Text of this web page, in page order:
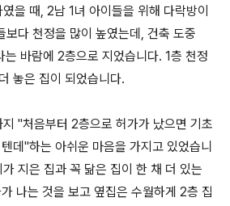
을 때, 2남 1녀 아이들을 위해 다락방이
보다 천정을 많이 높였는데, 건축 도중
바람에 2층으로 지었습니다. 1층 천정
놓은 집이 되었습니다.
"처음부터 2층으로 허가가 났으면 기초
데"하는 아쉬운 마음을 가지고 있었습니
지은 집과 꼭 닮은 집이 한 채 더 있는
나는 것을 보고 옆집은 수월하게 2층 집